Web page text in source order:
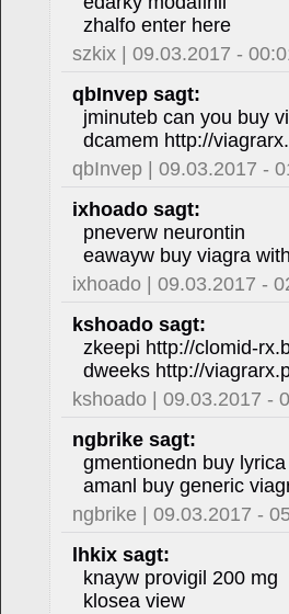
zhalfo enter here
szkix | 09.03.2017 -
qbInvep sagt:
jminuteb can you buy
dcamem http://
qbInvep | 09.03.2017 -
ixhoado sagt:
pneverw neurontin
eawayw buy viagra
ixhoado | 09.03.2017 -
kshoado sagt:
zkeepi http://clomid-
dweeks http://
kshoado | 09.03.2017 -
ngbrike sagt:
gmentionedn buy
amanl buy generic
ngbrike | 09.03.2017 -
lhkix sagt:
knayw provigil 200 mg
klosea view